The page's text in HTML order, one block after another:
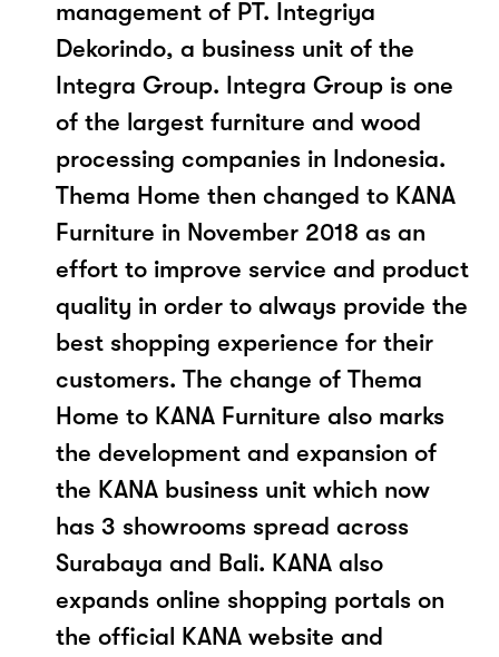
management of PT. Integriya
Dekorindo, a business unit of the
Integra Group. Integra Group is one
of the largest furniture and wood
processing companies in Indonesia.
Thema Home then changed to KANA
Furniture in November 2018 as an
effort to improve service and product
quality in order to always provide the
best shopping experience for their
customers. The change of Thema
Home to KANA Furniture also marks
the development and expansion of
the KANA business unit which now
has 3 showrooms spread across
Surabaya and Bali. KANA also
expands online shopping portals on
the official KANA website and